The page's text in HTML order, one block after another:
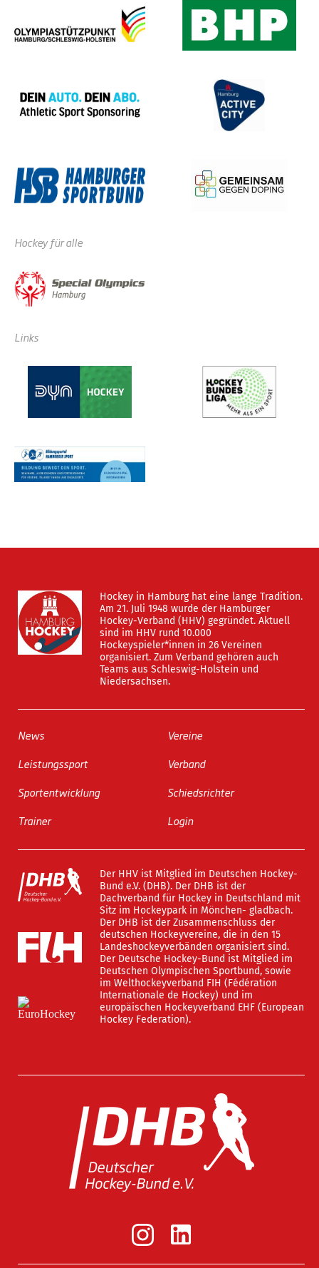
Hockey für alle
Links
Hockey in Hamburg hat eine lange Tradition.
Am 21. Juli 1948 wurde der Hamburger
Hockey-Verband (HHV) gegründet. Aktuell
sind im HHV rund 10.000
Hockeyspieler*innen in 26 Vereinen
organisiert. Zum Verband gehören auch
Teams aus Schleswig-Holstein und
Niedersachsen.
News
Leistungssport
Sportentwicklung
Trainer
Vereine
Verband
Schiedsrichter
Login
Der HHV ist Mitglied im Deutschen Hockey-
Bund e.V. (DHB). Der DHB ist der
Dachverband für Hockey in Deutschland mit
Sitz im Hockeypark in Mönchen- gladbach.
Der DHB ist der Zusammenschluss der
deutschen Hockeyvereine, die in den 15
Landeshockeyverbänden organisiert sind.
Der Deutsche Hockey-Bund ist Mitglied im
Deutschen Olympischen Sportbund, sowie
im Welthockeyverband FIH (Fédération
Internationale de Hockey) und im
europäischen Hockeyverband EHF (European
Hockey Federation).